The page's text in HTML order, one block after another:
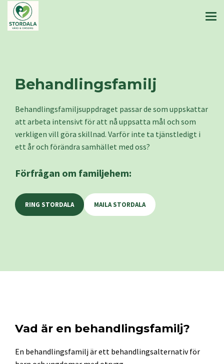
Behandlingsfamilj
Behandlingsfamiljsuppdraget passar de som uppskattar
att arbeta intensivt för att nå uppsatta mål och som
verkligen vill göra skillnad. Varför inte ta tjänstledigt i
ett år och förändra samhället med oss?
Förfrågan om familjehem:
RING STORDALA MAILA STORDALA
Vad är en behandlingsfamilj?
En behandlingsfamilj är ett behandlingsalternativ för